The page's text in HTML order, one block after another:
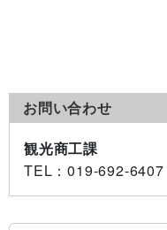
お問い合わせ
観光商工課
TEL ：019-692-6407